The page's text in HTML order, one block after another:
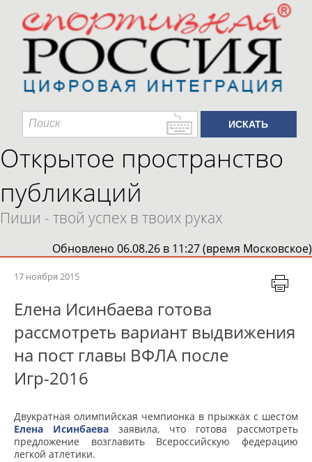
Открытое пространство
публикаций
Пиши - твой успех в твоих руках
Обновлено 06.08.26 в 11:27 (время Московское)
17 ноября 2015
Елена Исинбаева готова
рассмотреть вариант выдвижения
на пост главы ВФЛА после
Игр-2016
Двукратная олимпийская чемпионка в прыжках с шестом
Елена Исинбаева заявила, что готова рассмотреть
предложение возглавить Всероссийскую федерацию
легкой атлетики.